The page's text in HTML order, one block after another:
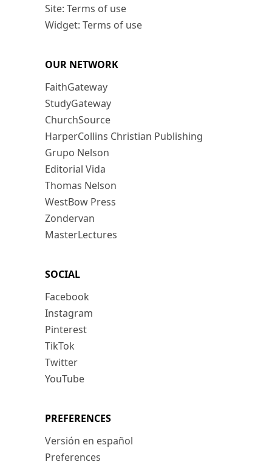
Site: Terms of use
Widget: Terms of use
OUR NETWORK
FaithGateway
StudyGateway
ChurchSource
HarperCollins Christian Publishing
Grupo Nelson
Editorial Vida
Thomas Nelson
WestBow Press
Zondervan
MasterLectures
SOCIAL
Facebook
Instagram
Pinterest
TikTok
Twitter
YouTube
PREFERENCES
Versión en español
Preferences